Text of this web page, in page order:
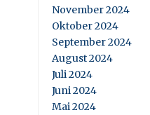
November 2024
Oktober 2024
September 2024
August 2024
Juli 2024
Juni 2024
Mai 2024